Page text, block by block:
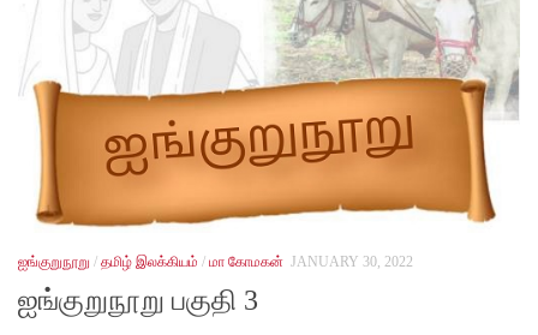
ஐங்குறுநூறு / தமிழ் இலக்கியம் / மா கோமகன் JANUARY 30, 2022
ஐங்குறுநூறு பகுதி 3